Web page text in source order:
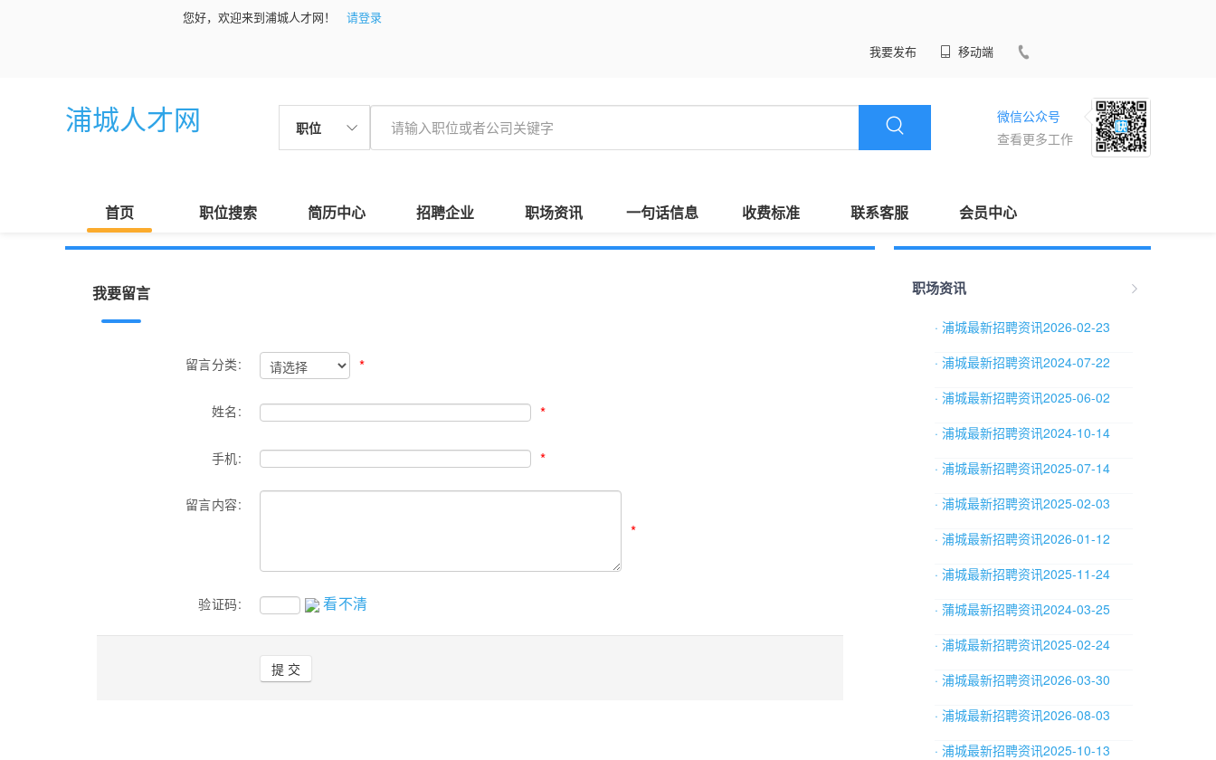
您好，欢迎来到浦城人才网！
请登录
我要发布
移动端
浦城人才网 职位
微信公众号
查看更多工作
首页 职位搜索 简历中心 招聘企业 职场资讯 一句话信息 收费标准 联系客服 会员中心
我要留言
留言分类: *
姓名: *
手机: *
留言内容:
*
验证码: 看不清
职场资讯
· 浦城最新招聘资讯2026-02-23
· 浦城最新招聘资讯2024-07-22
· 浦城最新招聘资讯2025-06-02
· 浦城最新招聘资讯2024-10-14
· 浦城最新招聘资讯2025-07-14
· 浦城最新招聘资讯2025-02-03
· 浦城最新招聘资讯2026-01-12
· 浦城最新招聘资讯2025-11-24
· 蒲城最新招聘资讯2024-03-25
· 浦城最新招聘资讯2025-02-24
· 浦城最新招聘资讯2026-03-30
· 浦城最新招聘资讯2026-08-03
· 浦城最新招聘资讯2025-10-13